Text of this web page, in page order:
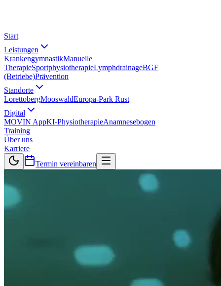
Start
Leistungen
KrankengymnastikManuelle
TherapieSportphysiotherapieLymphdrainageBGF
(Betriebe)Prävention
Standorte
LorettobergMooswaldEuropa-Park Rust
Digital
MOVIN AppKI-PhysiotherapieAnamnesebogen
Training
Über uns
Karriere
Termin vereinbaren